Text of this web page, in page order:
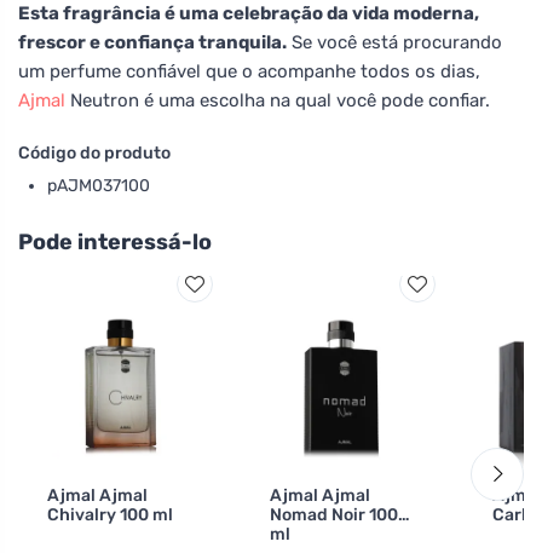
Esta fragrância é uma celebração da vida moderna,
frescor e confiança tranquila. Se você está procurando
um perfume confiável que o acompanhe todos os dias,
Ajmal Neutron é uma escolha na qual você pode confiar.
Código do produto
pAJM037100
Pode interessá-lo
Ajmal Ajmal
Chivalry 100 ml
Ajmal Ajmal
Nomad Noir 100
ml